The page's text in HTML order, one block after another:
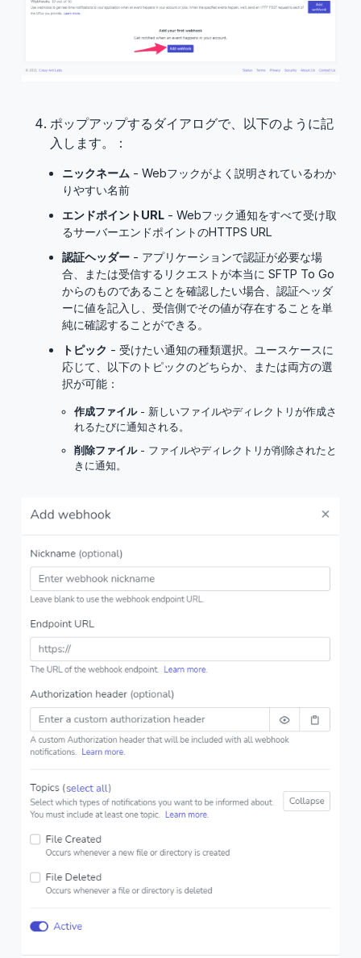
ポップアップするダイアログで、以下のように記
入します。：
ニックネーム - Webフックがよく説明されているわか
りやすい名前
エンドポイントURL- Webフック通知をすべて受け取
るサーバーエンドポイントのHTTPS URL
認証ヘッダー- アプリケーションで認証が必要な場
合、または受信するリクエストが本当に SFTP To Go
からのものであることを確認したい場合、認証ヘッダ
ーに値を記入し、受信側でその値が存在することを単
純に確認することができる。
トピック - 受けたい通知の種類選択。ユースケースに
応じて、以下のトピックのどちらか、または両方の選
択が可能：
作成ファイル- 新しいファイルやディレクトリが作成さ
れるたびに通知される。
削除ファイル- ファイルやディレクトリが削除されたと
きに通知。